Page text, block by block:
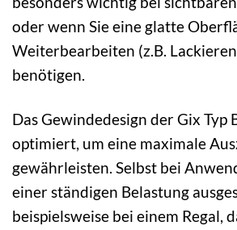
oder wenn Sie eine glatte
Weiterbearbeiten (z.B.
benötigen.
Das Gewindedesign der Gix Typ
optimiert, um eine maximale
gewährleisten. Selbst bei
einer ständigen Belastung
beispielsweise bei einem Regal,